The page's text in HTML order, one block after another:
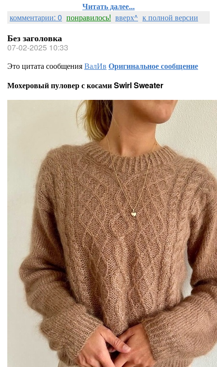
Читать далее...
комментарии: 0 понравилось! вверх^ к полной версии
Без заголовка
07-02-2025 10:33
Это цитата сообщенияВалИв Оригинальное сообщение
Мохеровый пуловер с косами Swirl Sweater